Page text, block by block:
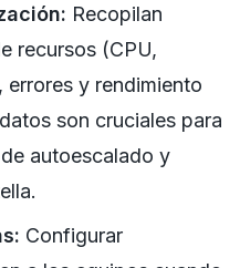
Recopilan
recursos (CPU,
errores y rendimiento
son cruciales para
autoescalado y
Configurar